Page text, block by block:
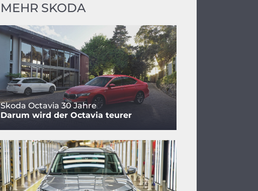
MEHR SKODA
Skoda Octavia 30 Jahre
Darum wird der Octavia teurer